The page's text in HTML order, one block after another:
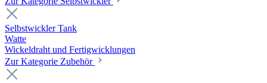
Selbstwickler Tank
Watte
Wickeldraht und Fertigwicklungen
Zur Kategorie Zubehör